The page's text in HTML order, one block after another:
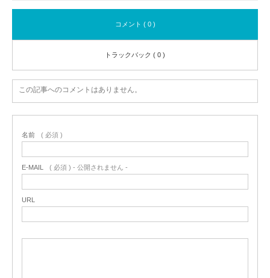
コメント ( 0 )
トラックバック ( 0 )
この記事へのコメントはありません。
名前 ( 必須 )
E-MAIL ( 必須 ) - 公開されません -
URL